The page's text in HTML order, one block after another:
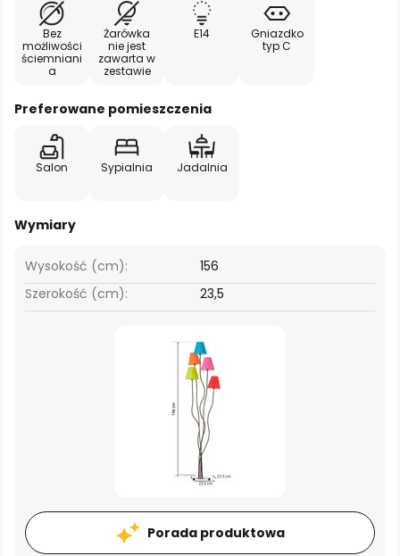
Bez
możliwości
ściemniani
a
Żarówka
nie jest
zawarta w
zestawie
E14
Gniazdko
typ C
Preferowane pomieszczenia
Salon Sypialnia Jadalnia
Wymiary
Szerokość (cm): 23,5
Wysokość (cm): 156
Porada produktowa